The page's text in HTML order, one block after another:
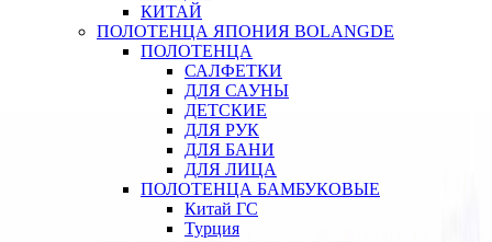
КИТАЙ
ПОЛОТЕНЦА ЯПОНИЯ BOLANGDE
ПОЛОТЕНЦА
САЛФЕТКИ
ДЛЯ САУНЫ
ДЕТСКИЕ
ДЛЯ РУК
ДЛЯ БАНИ
ДЛЯ ЛИЦА
ПОЛОТЕНЦА БАМБУКОВЫЕ
Китай ГС
Турция